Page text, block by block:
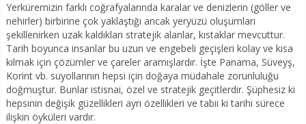
Yerküremizin farklı coğrafyalarında karalar ve denizlerin (göller ve
nehirler) birbirine çok yaklaştığı ancak yeryüzü oluşumları
şekillenirken uzak kaldıkları stratejik alanlar, kıstaklar mevcuttur.
Tarih boyunca insanlar bu uzun ve engebeli geçişleri kolay ve kısa
kılmak için çözümler ve çareler aramışlardır. İşte Panama, Süveyş,
Korint vb. suyollarının hepsi için doğaya müdahale zorunluluğu
doğmuştur. Bunlar istisnai, özel ve stratejik geçitlerdir. Şüphesiz ki
hepsinin değişik güzellikleri ayrı özellikleri ve tabii ki tarihi sürece
ilişkin öyküleri vardır.